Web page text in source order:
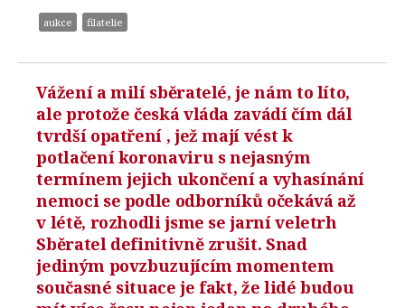
aukce filatelie
Vážení a milí sběratelé, je nám to líto,
ale protože česká vláda zavádí čím dál
tvrdší opatření , jež mají vést k
potlačení koronaviru s nejasným
termínem jejich ukončení a vyhasínání
nemoci se podle odborníků očekává až
v létě, rozhodli jsme se jarní veletrh
Sběratel definitivně zrušit. Snad
jediným povzbuzujícím momentem
současné situace je fakt, že lidé budou